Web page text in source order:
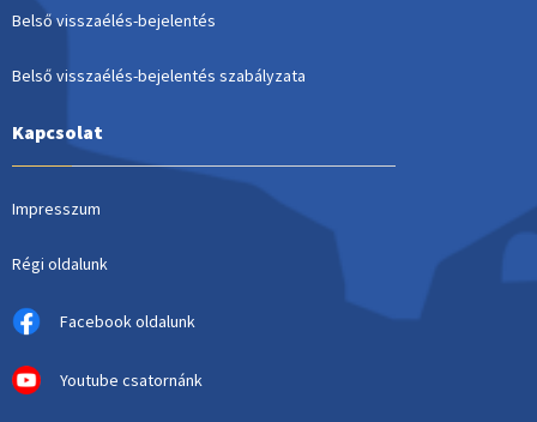
Belső visszaélés-bejelentés
Belső visszaélés-bejelentés szabályzata
Kapcsolat
Impresszum
Régi oldalunk
Facebook oldalunk
Youtube csatornánk